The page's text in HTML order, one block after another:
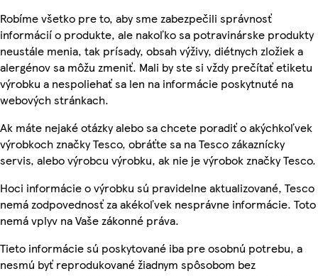
Robíme všetko pre to, aby sme zabezpečili správnosť
informácií o produkte, ale nakoľko sa potravinárske produkty
neustále menia, tak prísady, obsah výživy, diétnych zložiek a
alergénov sa môžu zmeniť. Mali by ste si vždy prečítať etiketu
výrobku a nespoliehať sa len na informácie poskytnuté na
webových stránkach.
Ak máte nejaké otázky alebo sa chcete poradiť o akýchkoľvek
výrobkoch značky Tesco, obráťte sa na Tesco zákaznícky
servis, alebo výrobcu výrobku, ak nie je výrobok značky Tesco.
Hoci informácie o výrobku sú pravidelne aktualizované, Tesco
nemá zodpovednosť za akékoľvek nesprávne informácie. Toto
nemá vplyv na Vaše zákonné práva.
Tieto informácie sú poskytované iba pre osobnú potrebu, a
nesmú byť reprodukované žiadnym spôsobom bez